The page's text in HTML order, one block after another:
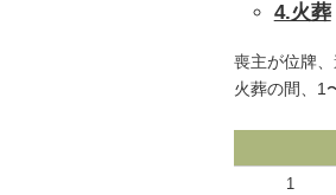
4.火葬
喪主が位牌
火葬の間、1
1